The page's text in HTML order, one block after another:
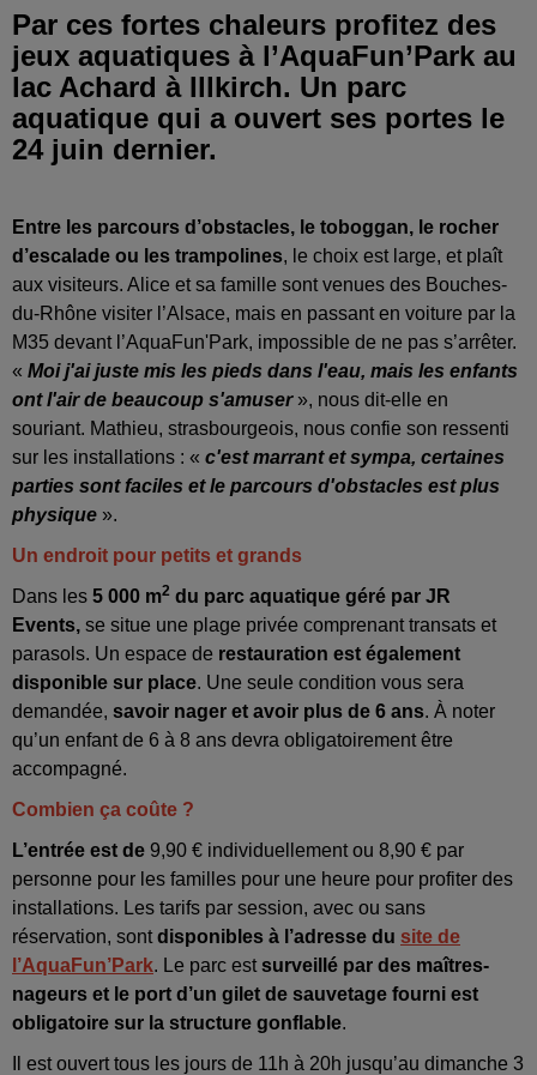
Par ces fortes chaleurs profitez des
jeux aquatiques à l’AquaFun’Park au
lac Achard à Illkirch. Un parc
aquatique qui a ouvert ses portes le
24 juin dernier.
Entre les parcours d’obstacles, le toboggan, le rocher
d’escalade ou les trampolines, le choix est large, et plaît
aux visiteurs. Alice et sa famille sont venues des Bouches-
du-Rhône visiter l’Alsace, mais en passant en voiture par la
M35 devant l’AquaFun'Park, impossible de ne pas s’arrêter.
« Moi j'ai juste mis les pieds dans l'eau, mais les enfants
ont l'air de beaucoup s'amuser », nous dit-elle en
souriant. Mathieu, strasbourgeois, nous confie son ressenti
sur les installations : « c'est marrant et sympa, certaines
parties sont faciles et le parcours d'obstacles est plus
physique ».
Un endroit pour petits et grands
Dans les 5 000 m2 du parc aquatique géré par JR
Events, se situe une plage privée comprenant transats et
parasols. Un espace de restauration est également
disponible sur place. Une seule condition vous sera
demandée, savoir nager et avoir plus de 6 ans. À noter
qu’un enfant de 6 à 8 ans devra obligatoirement être
accompagné.
Combien ça coûte ?
L’entrée est de 9,90 € individuellement ou 8,90 € par
personne pour les familles pour une heure pour profiter des
installations. Les tarifs par session, avec ou sans
réservation, sontdisponibles à l’adresse du site de
l’AquaFun’Park. Le parc estsurveillé par des maîtres-
nageurs et le port d’un gilet de sauvetage fourni est
obligatoire sur la structure gonflable.
Il est ouvert tous les jours de 11h à 20h jusqu’au dimanche 3